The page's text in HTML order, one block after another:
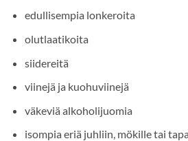
edullisempia lonkeroita
olutlaatikoita
siidereitä
viinejä ja kuohuviinejä
väkeviä alkoholijuomia
isompia eriä juhliin, mökille tai